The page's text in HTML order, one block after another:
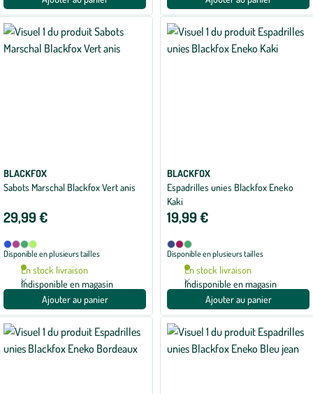
BLACKFOX
Sabots Marschal Blackfox Vert anis
29,99 €
Disponible
en
coloris
BleuFramboise
KakiVert
anis
Disponible en plusieurs tailles
En stock livraison
Indisponible en magasin
Ajouter au panier
BLACKFOX
Espadrilles unies Blackfox Eneko
Kaki
19,99 €
Disponible
en
coloris
Bleu
jean
Bordeaux
Kaki
Disponible en plusieurs tailles
En stock livraison
Indisponible en magasin
Ajouter au panier